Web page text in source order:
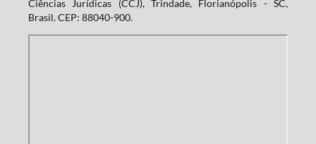
Ciências Jurídicas (CCJ), Trindade, Florianópolis - SC,
Brasil. CEP: 88040-900.